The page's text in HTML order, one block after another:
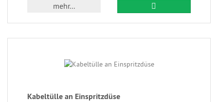
mehr...
Kabeltülle an Einspritzdüse